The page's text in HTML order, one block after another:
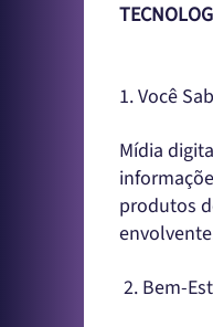
1. Você
Mídia
produtos
2. Bem-